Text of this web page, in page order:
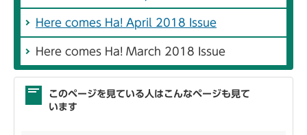
Here comes Ha! April 2018 Issue
Here comes Ha! March 2018 Issue
このページを見ている人はこんなページも見て
います